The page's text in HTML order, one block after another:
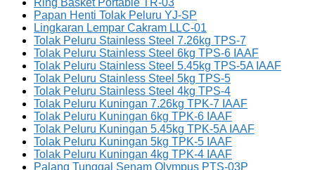
Ring Basket Portable TR-03
Papan Henti Tolak Peluru YJ-SP
Lingkaran Lempar Cakram LLC-01
Tolak Peluru Stainless Steel 7.26kg TPS-7
Tolak Peluru Stainless Steel 6kg TPS-6 IAAF
Tolak Peluru Stainless Steel 5.45kg TPS-5A IAAF
Tolak Peluru Stainless Steel 5kg TPS-5
Tolak Peluru Stainless Steel 4kg TPS-4
Tolak Peluru Kuningan 7.26kg TPK-7 IAAF
Tolak Peluru Kuningan 6kg TPK-6 IAAF
Tolak Peluru Kuningan 5.45kg TPK-5A IAAF
Tolak Peluru Kuningan 5kg TPK-5 IAAF
Tolak Peluru Kuningan 4kg TPK-4 IAAF
Palang Tunggal Senam Olympus PTS-03P